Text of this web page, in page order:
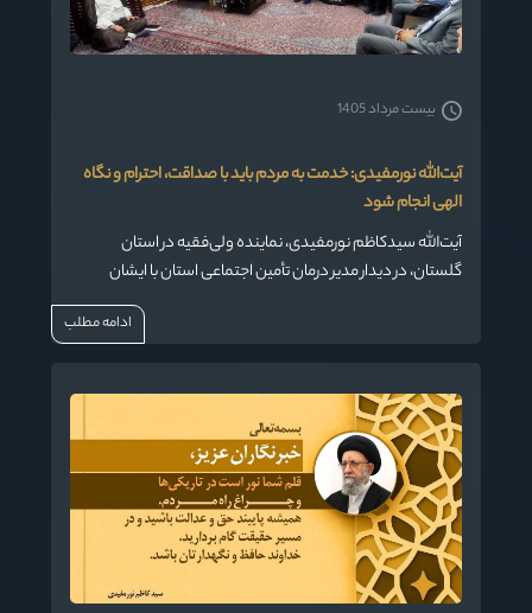
آیت‌الله نورمفیدی: خدمت به مردم باید با صداقت، احترام و نگاه
الهی انجام شود
آیت‌الله سیدکاظم نورمفیدی، نماینده ولی‌فقیه در استان
گلستان، در دیدار مدیر درمان تأمین اجتماعی استان با ایشان
،ضمن تأکید بر ضرورت برخورد شایسته با بیماران و مراجعین،
گفت: مهم‌ترین خدمت به بیماران، برخوردی انسانی و صادقانه
بیست مرداد 1405
ادامه مطلب